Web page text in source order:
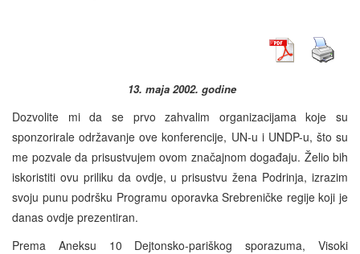
13. maja 2002. godine
Dozvolite mi da se prvo zahvalim organizacijama koje su
sponzorirale održavanje ove konferencije, UN-u i UNDP-u, što su
me pozvale da prisustvujem ovom značajnom događaju. Želio bih
iskoristiti ovu priliku da ovdje, u prisustvu žena Podrinja, izrazim
svoju punu podršku Programu oporavka Srebreničke regije koji je
danas ovdje prezentiran.
Prema Aneksu 10 Dejtonsko-pariškog sporazuma, Visoki